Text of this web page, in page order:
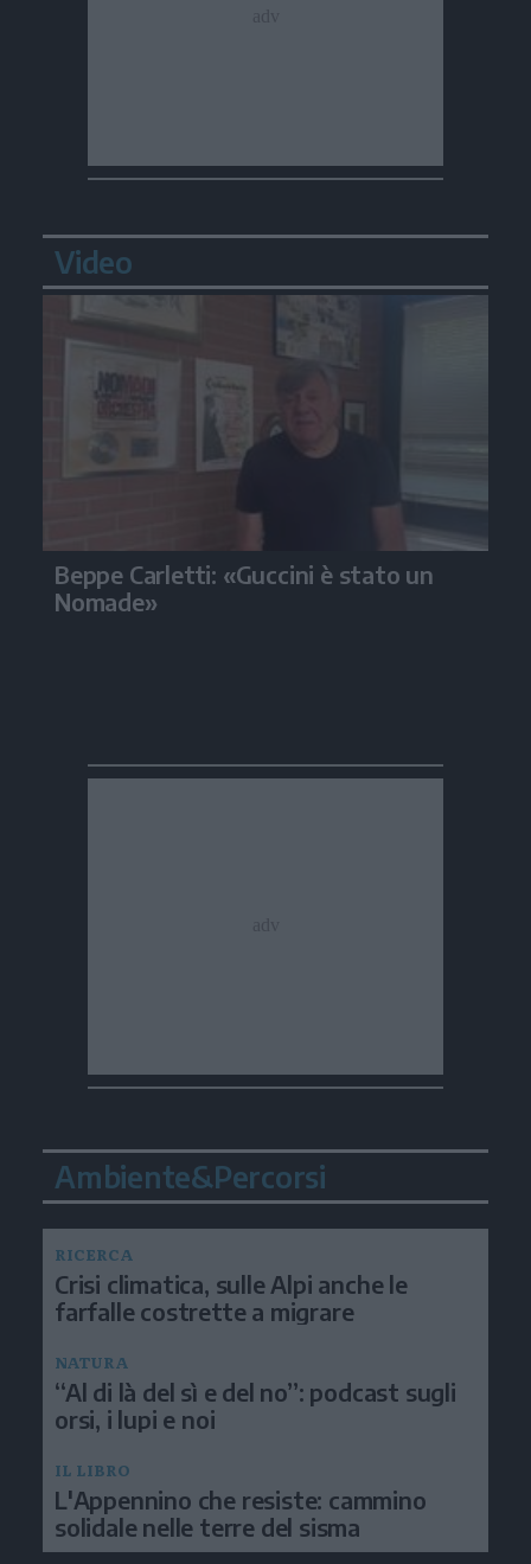
Video
Beppe Carletti: «Guccini è stato un
Nomade»
Ambiente&Percorsi
RICERCA
Crisi climatica, sulle Alpi anche le
farfalle costrette a migrare
NATURA
“Al di là del sì e del no”: podcast sugli
orsi, i lupi e noi
IL LIBRO
L'Appennino che resiste: cammino
solidale nelle terre del sisma